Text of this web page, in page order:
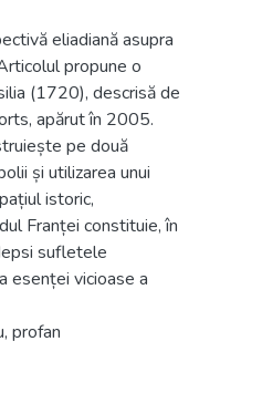
eliadiană asupra
propune o
(1720), descrisă de
apărut în 2005.
pe două
și utilizarea unui
istoric,
Franței constituie, în
sufletele
esenței vicioase a
profan